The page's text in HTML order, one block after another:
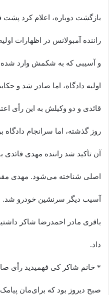
بازگشت دوباره، اعلام کرد پشت
راننده آمبولانس در اظهارات
و آسیبی که به شکمش وارد
اولیه دادگاه، اما صادر شد و
قائدی و دو وکیلش به این رأی
روز گذشته، اما سرانجام دادگاه
آن تأکید شد راننده مهدی
اصلی شناخته می‌شود. مهدی
آسیب دیگر سرنشین خودرو شد.
باقری مادر احمدرضا شاکر
داد.
* خانم شاکر کی فهمیدید رأی